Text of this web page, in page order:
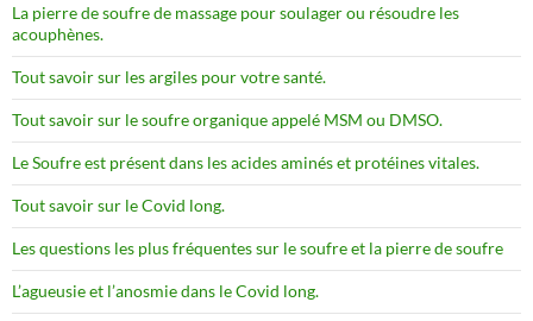
La pierre de soufre de massage pour soulager ou résoudre les
acouphènes.
Tout savoir sur les argiles pour votre santé.
Tout savoir sur le soufre organique appelé MSM ou DMSO.
Le Soufre est présent dans les acides aminés et protéines vitales.
Tout savoir sur le Covid long.
Les questions les plus fréquentes sur le soufre et la pierre de soufre
L’agueusie et l’anosmie dans le Covid long.